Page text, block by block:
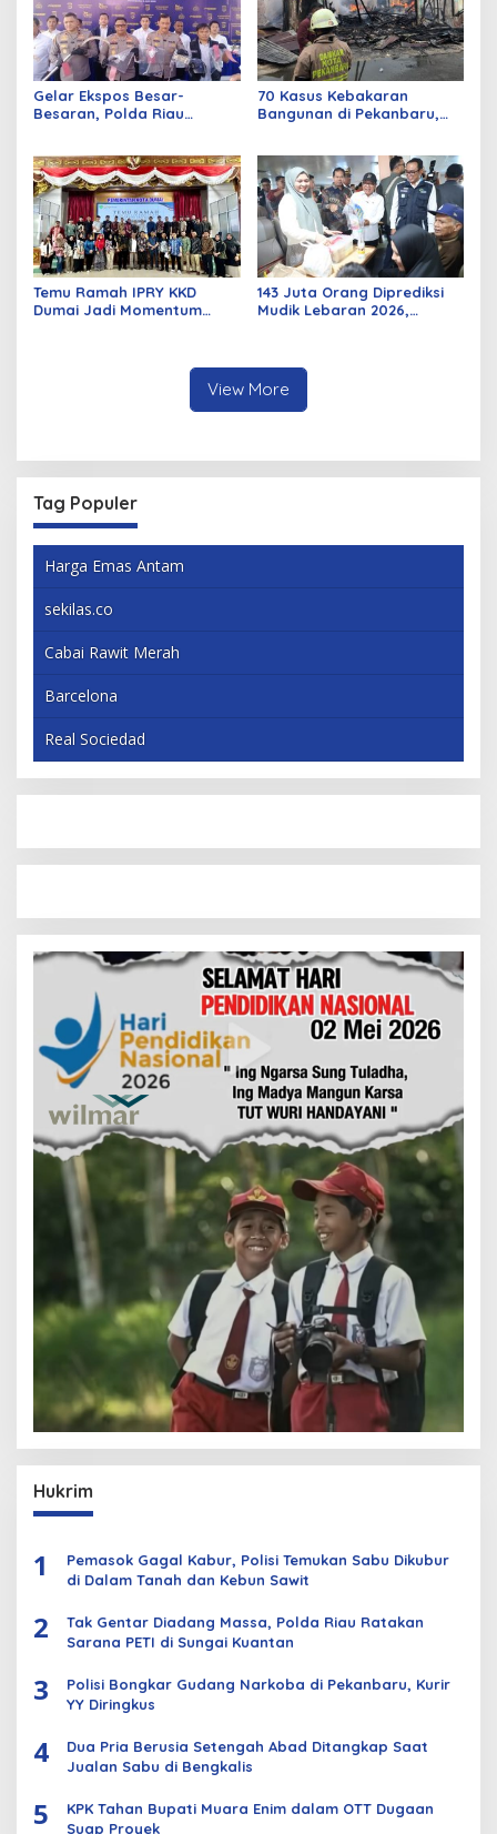
Gelar Ekspos Besar-
Besaran, Polda Riau
Curanmor
70 Kasus Kebakaran
Bangunan di Pekanbaru,
Temu Ramah IPRY KKD
Dumai Jadi Momentum
143 Juta Orang Diprediksi
Mudik Lebaran 2026,
View More
Tag Populer
Harga Emas Antam
sekilas.co
Cabai Rawit Merah
Barcelona
Real Sociedad
Hukrim
1
Pemasok Gagal Kabur, Polisi Temukan Sabu Dikubur
di Dalam Tanah dan Kebun Sawit
2
Tak Gentar Diadang Massa, Polda Riau Ratakan
Sarana PETI di Sungai Kuantan
3
Polisi Bongkar Gudang Narkoba di Pekanbaru, Kurir
YY Diringkus
4
Dua Pria Berusia Setengah Abad Ditangkap Saat
Jualan Sabu di Bengkalis
5
KPK Tahan Bupati Muara Enim dalam OTT Dugaan
Suap Proyek